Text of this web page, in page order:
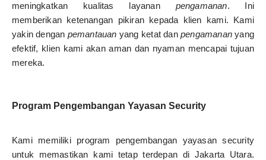
meningkatkan kualitas layanan pengamanan. Ini
memberikan ketenangan pikiran kepada klien kami. Kami
yakin dengan pemantauan yang ketat dan pengamananyang
efektif, klien kami akan aman dan nyaman mencapai tujuan
mereka.
Program Pengembangan Yayasan Security
Kami memiliki program pengembangan yayasan security
untuk memastikan kami tetap terdepan di Jakarta Utara.